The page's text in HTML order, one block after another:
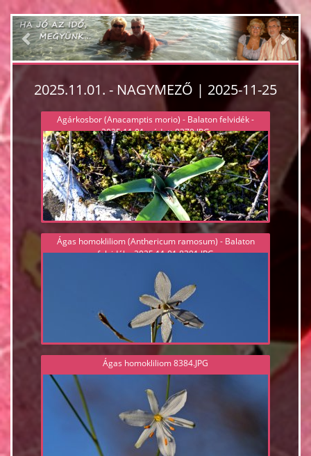
Previous
2025.11.01. - NAGYMEZŐ | 2025-11-25
Agárkosbor (Anacamptis morio) - Balaton felvidék -
2025.11.01, védett 8379.JPG
Ágas homokliliom (Anthericum ramosum) - Balaton
felvidék - 2025.11.01 8391.JPG
Ágas homokliliom 8384.JPG